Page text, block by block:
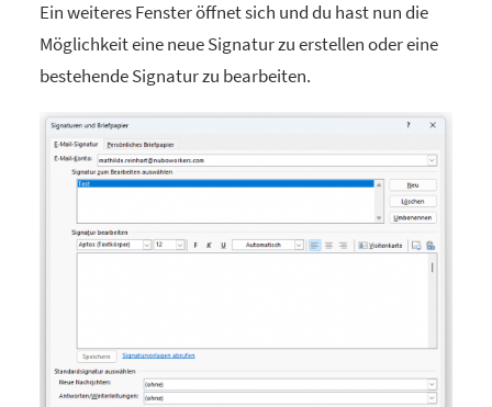
Ein weiteres Fenster öffnet sich und du hast nun die
Möglichkeit eine neue Signatur zu erstellen oder eine
bestehende Signatur zu bearbeiten.